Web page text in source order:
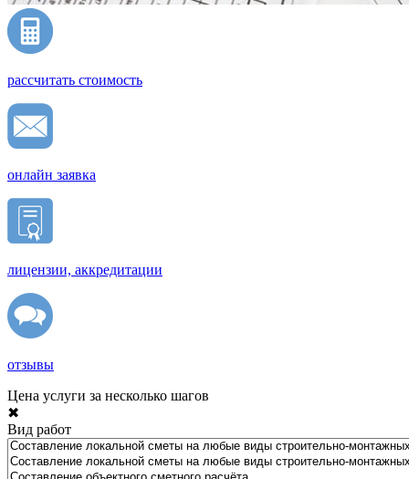
рассчитать стоимость
онлайн заявка
лицензии, аккредитации
отзывы
Цена услуги за несколько шагов
✖
Вид работ